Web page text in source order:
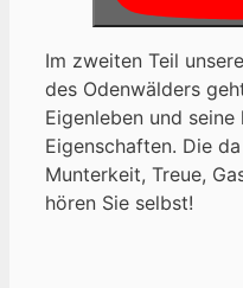
Im zweiten Teil
des Odenwälders
Eigenleben und
Eigenschaften. Die
Munterkeit, Treue,
hören Sie selbst!